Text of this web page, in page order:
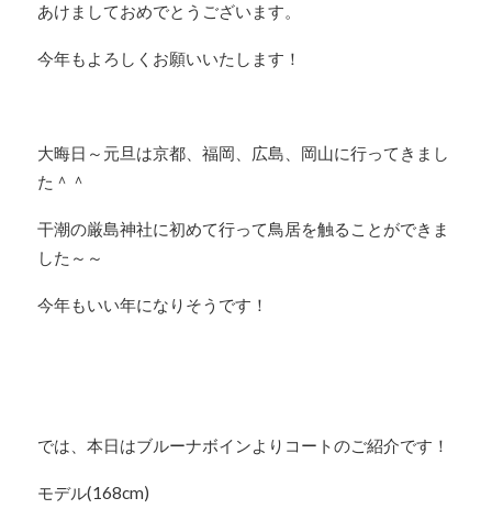
あけましておめでとうございます。
今年もよろしくお願いいたします！
大晦日～元旦は京都、福岡、広島、岡山に行ってきまし
た＾＾
干潮の厳島神社に初めて行って鳥居を触ることができま
した～～
今年もいい年になりそうです！
では、本日はブルーナボインよりコートのご紹介です！
モデル(168cm)